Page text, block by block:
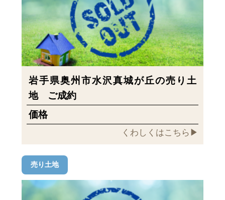
岩手県奥州市水沢真城が丘の売り土
地 ご成約
価格
くわしくはこちら▶︎
売り土地